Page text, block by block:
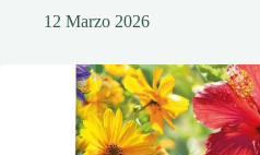
12 Marzo 2026